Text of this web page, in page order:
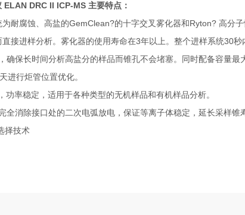
ELAN DRC II ICP-MS 主要特点：
耐腐蚀、高盐的GemClean?的十字交叉雾化器和Ryton? 高分
接进样分析。雾化器的使用寿命在3年以上。整个进样系统30秒
确保长时间分析高盐分的样品而锥孔不会堵塞。同时配备容量最
进行炬管位置优化。
率稳定，适用于各种类型的无机样品和有机样品分析。
消除接口处的二次电弧放电，保证等离子体稳定，延长采样锥
择技术